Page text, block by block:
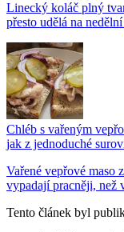
Linecký koláč plný
přesto udělá na
Chléb s vařeným
jak z jednoduché
Vařené vepřové maso
vypadají pracněji, než
Tento článek byl